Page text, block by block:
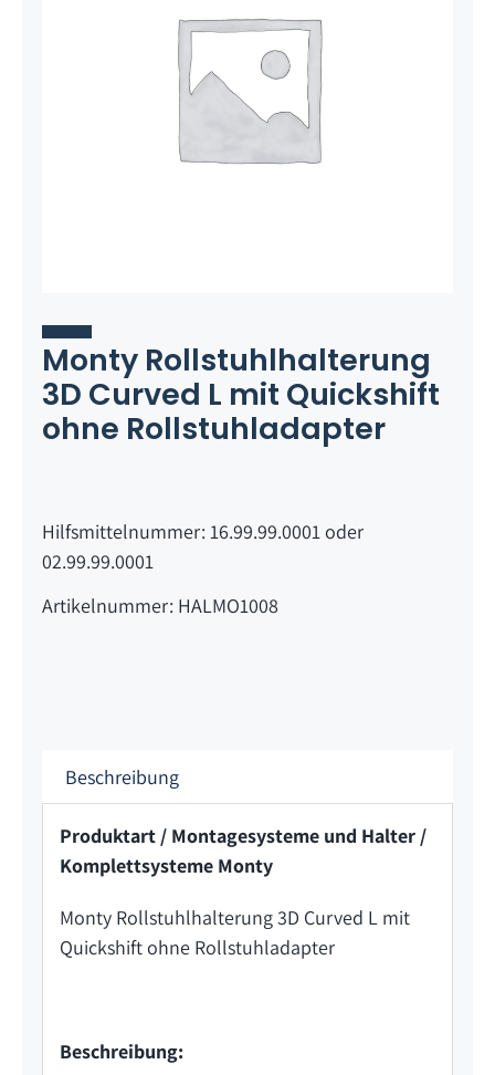
Monty Rollstuhlhalterung
3D Curved L mit Quickshift
ohne Rollstuhladapter
Hilfsmittelnummer: 16.99.99.0001 oder
02.99.99.0001
Artikelnummer: HALMO1008
Beschreibung
Produktart / Montagesysteme und Halter /
Komplettsysteme Monty
Monty Rollstuhlhalterung 3D Curved L mit
Quickshift ohne Rollstuhladapter
Beschreibung: